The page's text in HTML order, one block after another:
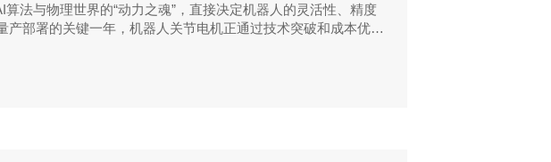
法与物理世界的“动力之魂”，直接决定机器人的灵活性、精度
产部署的关键一年，机器人关节电机正通过技术突破和成本优